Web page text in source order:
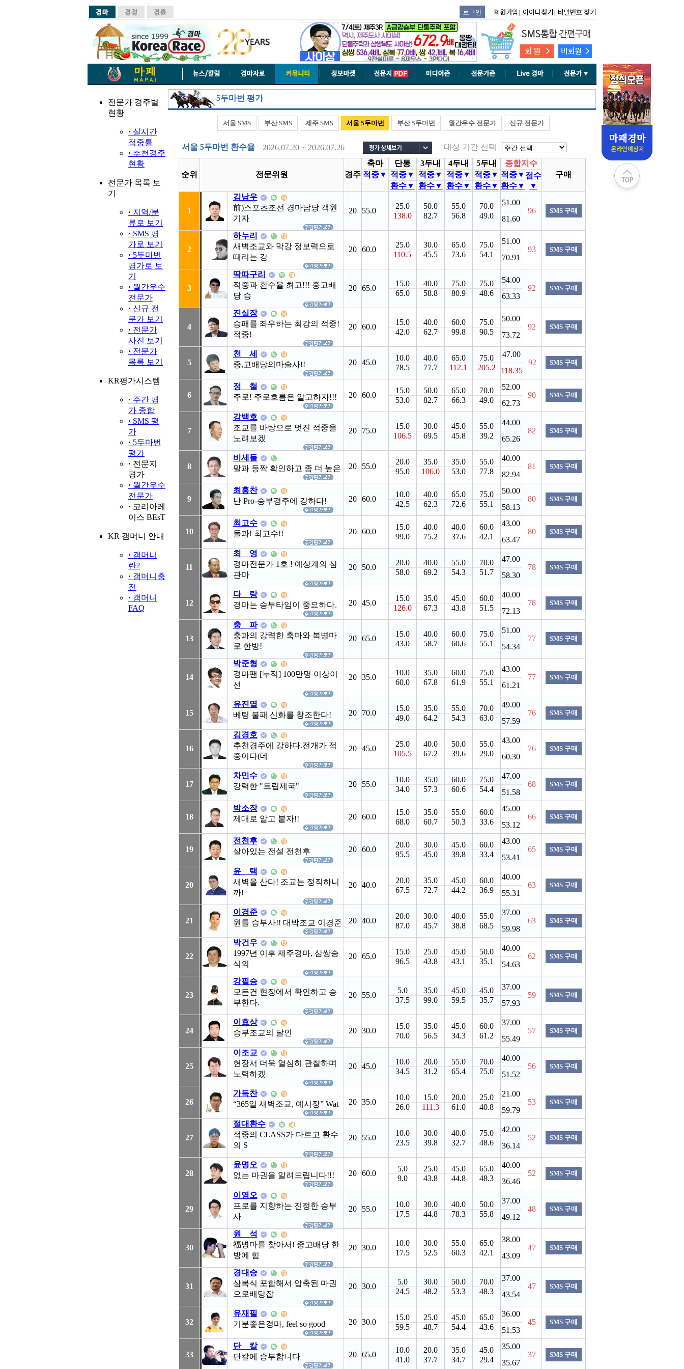
전문가 경주별
현황
· 실시간
적중률
· 추천경주
현황
전문가 목록 보
기
· 지역/분
류로 보기
· SMS 평
가로 보기
· 5두마번
평가로 보
기
· 월간우수
전문가
· 신규 전
문가 보기
· 전문가
사진 보기
· 전문가
목록 보기
KR평가시스템
· 주간 평
가 종합
· SMS 평
가
· 5두마번
평가
· 전문지
평가
· 월간우수
전문가
· 코리아레
이스 BEsT
KR 갬머니 안내
· 갬머니
란?
· 갬머니충
전
· 갬머니
FAQ
5두마번 평가
서울 SMS 부산 SMS 제주 SMS 서울 5두마번 부산 5두마번 월간우수 전문가 신규 전문가
서울 5두마번 환수율 2026.07.20 ~ 2026.07.26 대상 기간 선택
순위 전문위원 경주
축마
적중▼
단통
적중▼
환수▼
3두내
적중▼
환수▼
4두내
적중▼
환수▼
5두내
적중▼
환수▼
종합지수
적중▼ 점수
▼
환수▼
구매
1
김남우
前)스포츠조선 경마담당 객원
기자
20 55.0
25.0
138.0
50.0
82.7
55.0
56.8
70.0
49.0
51.00
96
81.60
SMS 구매
2
하누리
새벽조교와 막강 정보력으로
때리는 강
20 60.0
25.0
110.5
30.0
45.5
65.0
73.6
75.0
54.1
51.00
93
70.91
SMS 구매
3
딱따구리
적중과 환수율 최고!!! 중고배
당 승
20 65.0
15.0
65.0
40.0
58.8
75.0
80.9
75.0
48.6
54.00
92
63.33
SMS 구매
4
진실장
승패를 좌우하는 최강의 적중!
적중!
20 60.0
15.0
42.0
40.0
62.7
60.0
99.8
75.0
90.5
50.00
92
73.72
SMS 구매
5
천 세
중,고배당의마술사!!
20 45.0
10.0
78.5
40.0
77.7
65.0
112.1
75.0
205.2
47.00
92
118.35
SMS 구매
6
정 철
주로! 주로흐름은 알고하자!!!
20 60.0
15.0
53.0
50.0
82.7
65.0
66.3
70.0
49.0
52.00
90
62.73
SMS 구매
7
강백호
조교를 바탕으로 멋진 적중을
노려보겠
20 75.0
15.0
106.5
30.0
69.5
45.0
45.8
55.0
39.2
44.00
82
65.26
SMS 구매
8
비세돌
말과 등짝 확인하고 좀 더 높은
20 55.0
20.0
95.0
35.0
106.0
35.0
53.0
55.0
77.8
40.00
81
82.94
SMS 구매
9
최홍찬
난 Pro-승부경주에 강하다!
20 60.0
10.0
42.5
40.0
62.3
65.0
72.6
75.0
55.1
50.00
80
58.13
SMS 구매
10
최고수
돌파! 최고수!!
20 60.0
15.0
99.0
40.0
75.2
40.0
37.6
60.0
42.1
43.00
80
63.47
SMS 구매
11
최 영
경마전문가 1호 ! 예상계의 삼
관마
20 50.0
20.0
58.0
40.0
69.2
55.0
54.3
70.0
51.7
47.00
78
58.30
SMS 구매
12
다 랑
경마는 승부타임이 중요하다.
20 45.0
15.0
126.0
35.0
67.3
45.0
43.8
60.0
51.5
40.00
78
72.13
SMS 구매
13
충 파
충파의 강력한 축마와 복병마
로 한방!
20 65.0
15.0
43.0
40.0
58.7
60.0
60.6
75.0
55.1
51.00
77
54.34
SMS 구매
14
박준형
경마팬 [누적] 100만명 이상이
선
20 35.0
10.0
60.0
35.0
67.8
60.0
61.9
75.0
55.1
43.00
77
61.21
SMS 구매
15
유진열
베팅 불패 신화를 창조한다!
20 70.0
15.0
49.0
35.0
64.2
55.0
54.3
70.0
63.0
49.00
76
57.59
SMS 구매
16
김경호
추천경주에 강하다.전개가 적
중이다(데
20 45.0
25.0
105.5
40.0
67.2
50.0
39.6
55.0
29.0
43.00
76
60.30
SMS 구매
17
차민수
강력한 "트립제국"
20 55.0
10.0
34.0
35.0
57.3
60.0
60.6
75.0
54.4
47.00
68
51.58
SMS 구매
18
박소장
제대로 알고 붙자!!
20 60.0
15.0
68.0
35.0
60.7
55.0
50.3
60.0
33.6
45.00
66
53.12
SMS 구매
19
전천후
살아있는 전설 전천후
20 60.0
20.0
95.5
30.0
45.0
45.0
39.8
60.0
33.4
43.00
65
53.41
SMS 구매
20
윤 택
새벽을 산다! 조교는 정직하니
까!
20 40.0
20.0
67.5
35.0
72.7
45.0
44.2
60.0
36.9
40.00
63
55.31
SMS 구매
21
이경준
원틀 승부사!! 대박조교 이경준
20 40.0
20.0
87.0
30.0
45.7
40.0
38.8
55.0
68.5
37.00
63
59.98
SMS 구매
22
박건우
1997년 이후 제주경마, 삼쌍승
식의
20 65.0
15.0
96.5
25.0
43.8
45.0
43.1
50.0
35.1
40.00
62
54.63
SMS 구매
23
강필승
모든건 현장에서 확인하고 승
부한다.
20 55.0
5.0
37.5
35.0
99.0
45.0
59.5
45.0
35.7
37.00
59
57.93
SMS 구매
24
이효상
승부조교의 달인
20 30.0
15.0
70.0
35.0
56.5
45.0
34.3
60.0
61.2
37.00
57
55.49
SMS 구매
25
이조교
현장서 더욱 열심히 관찰하며
노력하겠
20 45.0
10.0
34.5
20.0
31.2
55.0
65.4
70.0
75.0
40.00
56
51.52
SMS 구매
26
가득찬
“365일 새벽조교, 예시장” Wat
20 35.0
10.0
26.0
15.0
111.3
20.0
61.0
25.0
40.8
21.00
53
59.79
SMS 구매
27
절대환수
적중의 CLASS가 다르고 환수
의 S
20 55.0
10.0
23.5
30.0
39.8
40.0
32.7
75.0
48.6
42.00
52
36.14
SMS 구매
28
윤명오
없는 마권을 알려드립니다!!!
20 60.0
5.0
9.0
25.0
43.8
45.0
44.8
65.0
48.3
40.00
52
36.46
SMS 구매
29
이영오
프로를 지향하는 진정한 승부
사
20 55.0
10.0
17.5
30.0
44.8
40.0
78.3
50.0
55.8
37.00
48
49.12
SMS 구매
30
원 석
福병마를 찾아서! 중고배당 한
방에 힘
20 30.0
10.0
17.5
30.0
52.5
55.0
60.3
65.0
42.1
38.00
47
43.09
SMS 구매
31
경대승
삼복식 포함해서 압축된 마권
으로배당잡
20 30.0
5.0
24.5
30.0
48.2
50.0
53.3
70.0
48.3
37.00
47
43.54
SMS 구매
32
유재필
기분좋은경마, feel so good
20 30.0
15.0
59.5
25.0
48.7
45.0
54.4
65.0
43.6
36.00
45
51.53
SMS 구매
33
단 칼
단칼에 승부합니다
20 65.0
10.0
41.0
20.0
37.7
35.0
34.7
45.0
29.4
35.00
37
35.67
SMS 구매